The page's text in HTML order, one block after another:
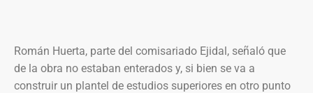
Román Huerta, parte del comisariado Ejidal, señaló que
de la obra no estaban enterados y, si bien se va a
construir un plantel de estudios superiores en otro punto